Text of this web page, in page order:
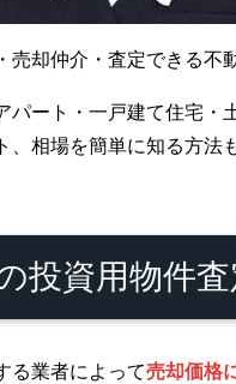
却仲介・査定できる不
パート・一戸建て住宅・
相場を簡単に知る方法
投資用物件
る業者によって売却価格